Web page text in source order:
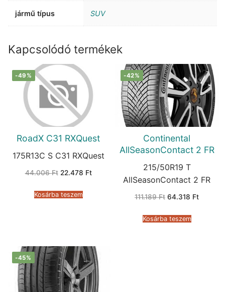
jármű típus SUV
Kapcsolódó termékek
-49%
RoadX C31 RXQuest
175R13C S C31 RXQuest
44.006Ft Original
44.006 Ft.
22.478 FtCurrent
Kosárba teszem
-42%
Continental
AllSeasonContact 2 FR
215/50R19 T
AllSeasonContact 2 FR
111.189Ft Original
111.189 Ft.
64.318 FtCurrent
Kosárba teszem
-45%